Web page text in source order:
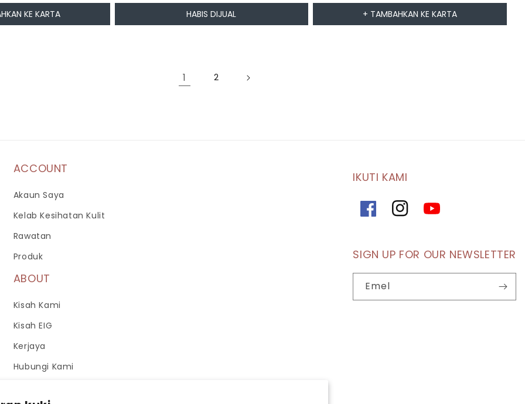
KE KARTA HABIS DIJUAL + TAMBAHKAN KE KARTA
1 2
ACCOUNT
Akaun Saya
Kelab Kesihatan Kulit
Rawatan
Produk
ABOUT
Kisah Kami
Kisah EIG
Kerjaya
Hubungi Kami
IKUTI KAMI
FacebookInstagramYouTube
SIGN UP FOR OUR NEWSLETTER
Emel